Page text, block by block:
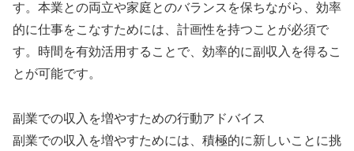
す。本業との両立や家庭とのバランスを保ちながら、効率
的に仕事をこなすためには、計画性を持つことが必須で
す。時間を有効活用することで、効率的に副収入を得るこ
とが可能です。
副業での収入を増やすための行動アドバイス
副業での収入を増やすためには、積極的に新しいことに挑